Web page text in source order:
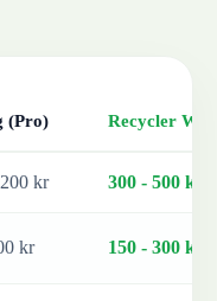
(Pro) Recycler
kr 300 - 500 kr
kr 150 - 300 kr